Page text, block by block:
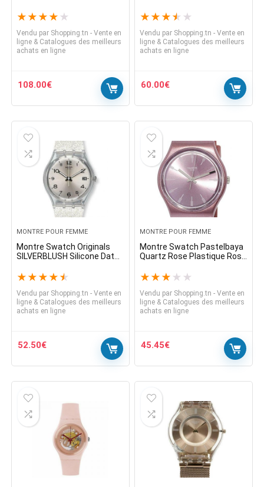
★ ★ ★ ★ ★
Vendu par Shopping.tn - Vente en
ligne & Catalogues des meilleurs
achats en ligne
108.00€
SUOB137
★ ★ ★ ★ ★
Vendu par Shopping.tn - Vente en
ligne & Catalogues des meilleurs
achats en ligne
60.00€
MONTRE POUR FEMME
Montre Swatch Originals
SILVERBLUSH Silicone Date
★ ★ ★ ★ ★
Vendu par Shopping.tn - Vente en
ligne & Catalogues des meilleurs
achats en ligne
52.50€
MONTRE POUR FEMME
Montre Swatch Pastelbaya
Quartz Rose Plastique Rose
★ ★ ★ ★ ★
Vendu par Shopping.tn - Vente en
ligne & Catalogues des meilleurs
achats en ligne
45.45€